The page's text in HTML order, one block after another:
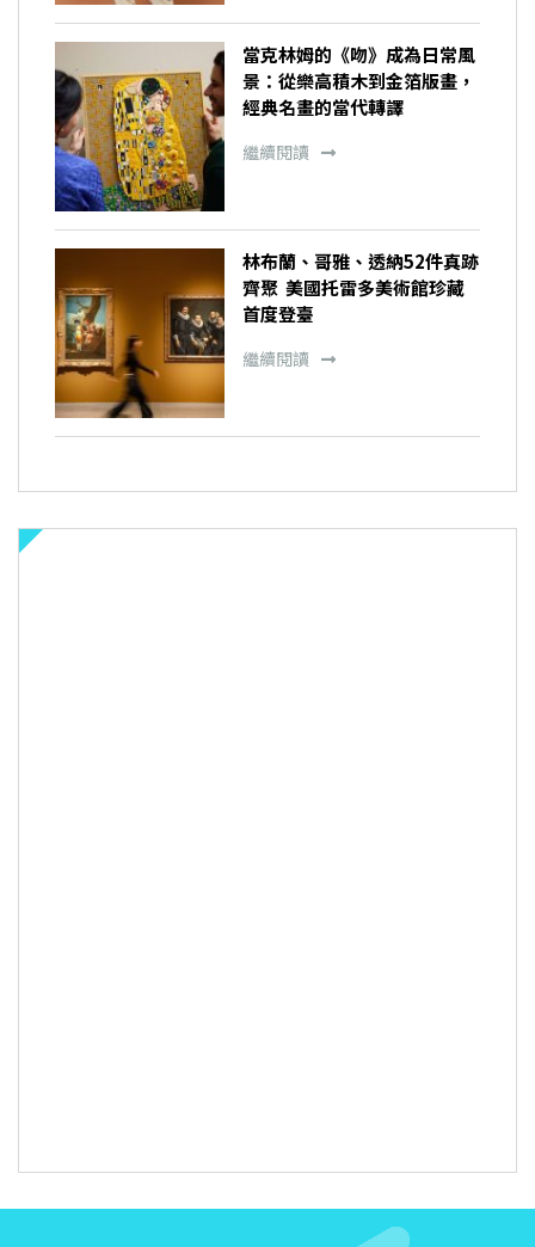
當克林姆的《吻》成為日常風
景：從樂高積木到金箔版畫，
經典名畫的當代轉譯
繼續閱讀
林布蘭、哥雅、透納52件真跡
齊聚 美國托雷多美術館珍藏
首度登臺
繼續閱讀